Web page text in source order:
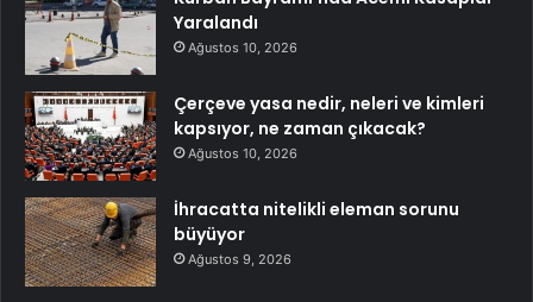
Yaralandı
Ağustos 10, 2026
Çerçeve yasa nedir, neleri ve kimleri
kapsıyor, ne zaman çıkacak?
Ağustos 10, 2026
İhracatta nitelikli eleman sorunu
büyüyor
Ağustos 9, 2026